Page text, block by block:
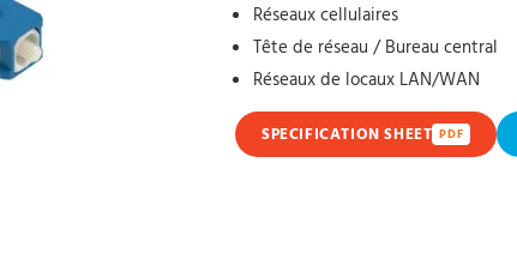
Réseaux cellulaires
Tête de réseau / Bureau central
Réseaux de locaux LAN/WAN
SPECIFICATION SHEET PDF